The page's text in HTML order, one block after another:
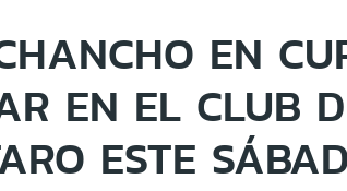
EN
EN EL CLUB
ESTE